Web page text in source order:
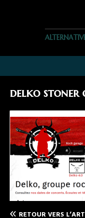
delko stoner
RETOUR VERS